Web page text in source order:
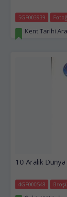
5GF003939
Kent Tarihi
10 Aralık
4GF000548